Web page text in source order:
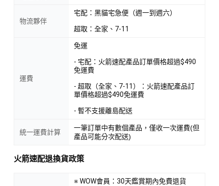
物流夥伴
宅配：黑貓宅急便（週一到週六）
超取：全家、7-11
運費
免運
- 宅配：火箭速配產品訂單價格超過$490
免運費
- 超取（全家、7-11）：火箭速配產品訂
單價格超過$490免運費
- 暫不支援離島配送
統一運費計算
一筆訂單中有數個產品，僅收一次運費(但
產品可能分次配送)
火箭速配退換貨政策
※ WOW會員：30天鑑賞期內免費退貨